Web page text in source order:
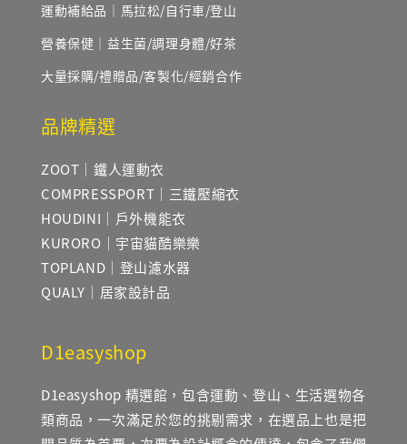
運動補給品｜馬拉松/自行車/登山
營養保健｜益生菌/調理身體/好茶
大量採購/禮贈品/客製化/經銷合作
品牌精選
ZOOT｜鐵人運動衣
COMPRESSPORT｜三鐵壓縮衣
HOUDINI｜戶外機能衣
KURORO｜宇宙貓酷樂樂
TOPLAND｜登山濾水器
QUALY｜居家設計品
D1easyshop
D1easyshop 精選館，包含運動、登山、生活選物各
類商品，一次滿足於您的挑剔需求，在選品上也是把